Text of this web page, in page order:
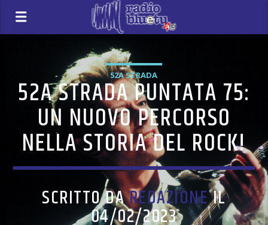
52A STRADA
52A STRADA PUNTATA 75:
UN NUOVO PERCORSO
NELLA STORIA DEL ROCK!
SCRITTO DAREDAZIONEIL
04/02/2023